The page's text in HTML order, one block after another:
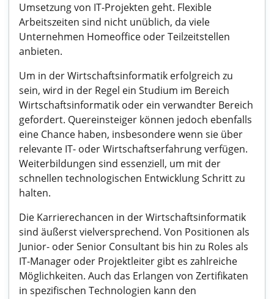
Umsetzung von IT-Projekten geht. Flexible
Arbeitszeiten sind nicht unüblich, da viele
Unternehmen Homeoffice oder Teilzeitstellen
anbieten.
Um in der Wirtschaftsinformatik erfolgreich zu
sein, wird in der Regel ein Studium im Bereich
Wirtschaftsinformatik oder ein verwandter Bereich
gefordert. Quereinsteiger können jedoch ebenfalls
eine Chance haben, insbesondere wenn sie über
relevante IT- oder Wirtschaftserfahrung verfügen.
Weiterbildungen sind essenziell, um mit der
schnellen technologischen Entwicklung Schritt zu
halten.
Die Karrierechancen in der Wirtschaftsinformatik
sind äußerst vielversprechend. Von Positionen als
Junior- oder Senior Consultant bis hin zu Roles als
IT-Manager oder Projektleiter gibt es zahlreiche
Möglichkeiten. Auch das Erlangen von Zertifikaten
in spezifischen Technologien kann den